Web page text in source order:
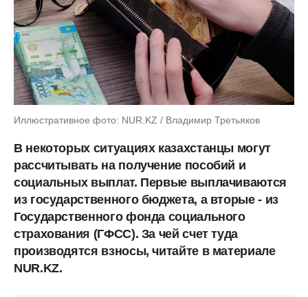
Иллюстративное фото: NUR.KZ / Владимир Третьяков
В некоторых ситуациях казахстанцы могут
рассчитывать на получение пособий и
социальных выплат. Первые выплачиваются
из государственного бюджета, а вторые - из
Государственного фонда социального
страхования (ГФСС). За чей счет туда
производятся взносы, читайте в материале
NUR.KZ.